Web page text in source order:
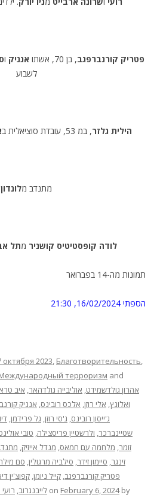
פטריק קורנברפגב, בן 70, אשתו אנניק ו
לשבוע
הילית גלזר, במ 53, עובדת סוציאלית ב
מתנדב מלונדון
לודה קופסטיטיס קושניר מתל
תמונות מה-14 בפברואר
הספתי 16/02/2024, 21:30
октября 2023, Благотворительность,
терроризм and
אהרון גולדשמידט, אוליבייה גולדהאר, איב
ואלונץ, אלי רוזן, אלכס רובינס, אנניק
ג'ייסון רובינס, ג'סי רוזן, גל פרידמן,
שטיינברכר, ולרשטיין פריסצילה, טובי
זומר, מלחמה עם חמאס, מנדל אייזיק,
זינגר, סיימון זידר, סילביה מרגולין, סם
פטריק קורנברפגב, קייל ניומן, קפוצ'ין
לייבנגרוב, on February 6, 2024by